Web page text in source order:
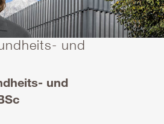
und
und